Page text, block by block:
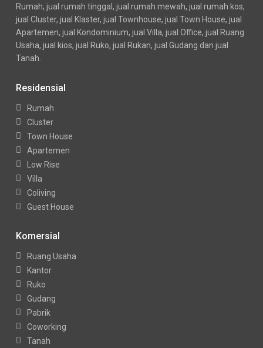
Rumah, jual rumah tinggal, jual rumah mewah, jual rumah kos,
jual Cluster, jual Klaster, jual Townhouse, jual Town House, jual
Apartemen, jual Kondominium, jual Villa, jual Office, jual Ruang
Usaha, jual kios, jual Ruko, jual Rukan, jual Gudang dan jual
Tanah.
Residensial
Rumah
Cluster
Town House
Apartemen
Low Rise
Villa
Coliving
Guest House
Komersial
Ruang Usaha
Kantor
Ruko
Gudang
Pabrik
Coworking
Tanah